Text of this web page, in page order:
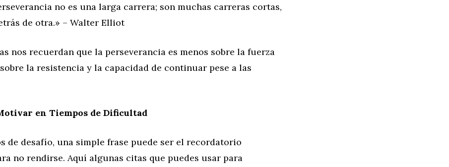
no es una larga carrera; son muchas carreras cortas,
de otra.» – Walter Elliot
nos recuerdan que la perseverancia es menos sobre la fuerza
la resistencia y la capacidad de continuar pese a las
en Tiempos de Dificultad
de desafío, una simple frase puede ser el recordatorio
no rendirse. Aquí algunas citas que puedes usar para